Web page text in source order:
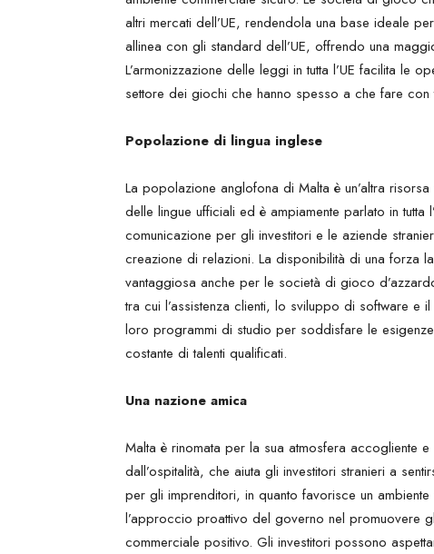
altri mercati dell’UE, rendendola una base ideale
allinea con gli standard dell’UE, offrendo una
L’armonizzazione delle leggi in tutta l’UE facilita le
settore dei giochi che hanno spesso a che fare con
Popolazione di lingua inglese
La popolazione anglofona di Malta è un’altra
delle lingue ufficiali ed è ampiamente parlato in
comunicazione per gli investitori e le aziende
creazione di relazioni. La disponibilità di una forza
vantaggiosa anche per le società di gioco
tra cui l’assistenza clienti, lo sviluppo di software e
loro programmi di studio per soddisfare le
costante di talenti qualificati.
Una nazione amica
Malta è rinomata per la sua atmosfera accogliente
dall’ospitalità, che aiuta gli investitori stranieri a
per gli imprenditori, in quanto favorisce un
l’approccio proattivo del governo nel promuovere
commerciale positivo. Gli investitori possono